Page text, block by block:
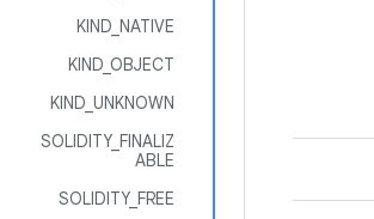
KIND_NATIVE
KIND_OBJECT
KIND_UNKNOWN
SOLIDITY_FINALIZ
ABLE
SOLIDITY_FREE